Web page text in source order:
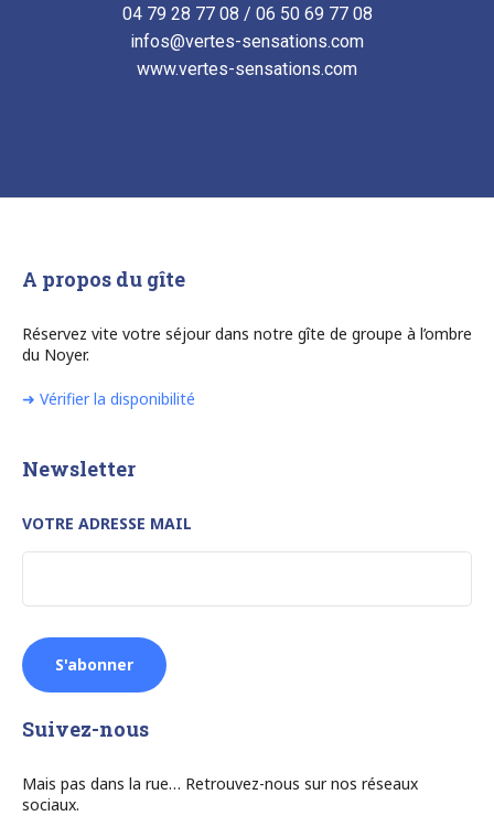
04 79 28 77 08 / 06 50 69 77 08
infos@vertes-sensations.com
www.vertes-sensations.com
A propos du gîte
Réservez vite votre séjour dans notre gîte de groupe à l’ombre
du Noyer.
➜ Vérifier la disponibilité
Newsletter
VOTRE ADRESSE MAIL
Suivez-nous
Mais pas dans la rue… Retrouvez-nous sur nos réseaux
sociaux.